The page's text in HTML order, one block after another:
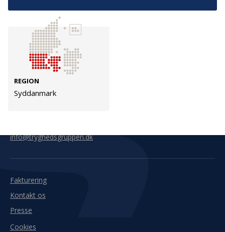
REGION
Syddanmark
Kontakt
TrygFonden
45 26 08 00
info@trygfonden.dk
info@tryghedsgruppen.dk
Fakturering
Kontakt os
Presse
Cookies